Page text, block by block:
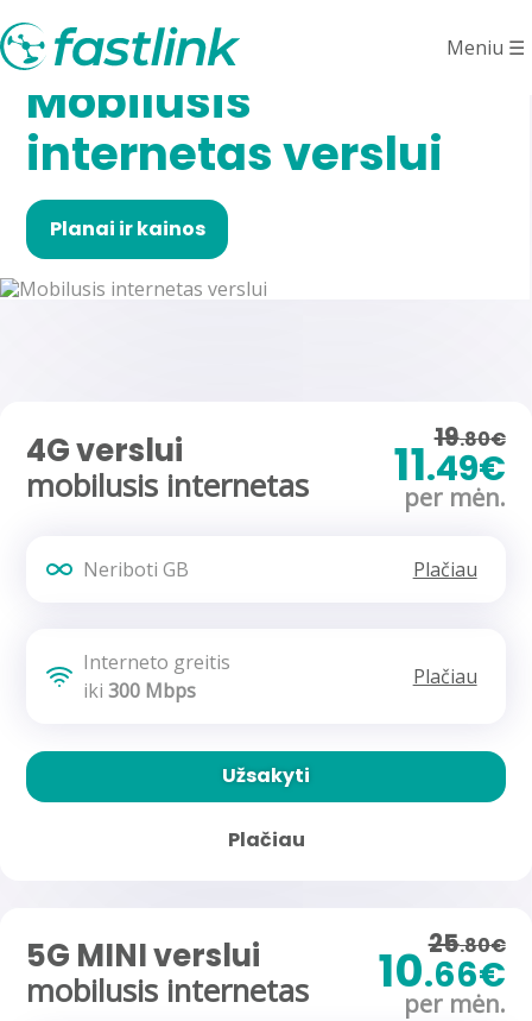
Meniu ☰
Mobilusis
internetas verslui
Planai ir kainos
4G verslui
mobilusis internetas
19.80€
11.49€
per mėn.
Neriboti GB Plačiau
Interneto greitis
iki300 Mbps
Plačiau
Užsakyti
Plačiau
5G MINI verslui
mobilusis internetas
25.80€
10.66€
per mėn.